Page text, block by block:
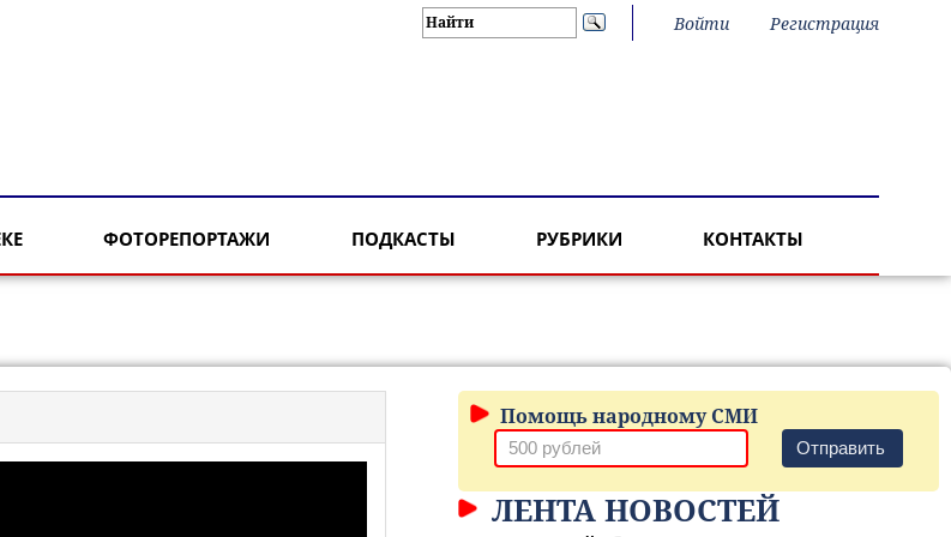
Войти Регистрация
ФОТОРЕПОРТАЖИ ПОДКАСТЫ РУБРИКИ КОНТАКТЫ
Помощь народному СМИ
Отправить
ЛЕНТА НОВОСТЕЙ